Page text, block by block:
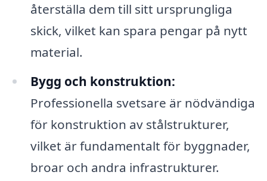
återställa dem till sitt ursprungliga
skick, vilket kan spara pengar på nytt
material.
Bygg och konstruktion:
Professionella svetsare är nödvändiga
för konstruktion av stålstrukturer,
vilket är fundamentalt för byggnader,
broar och andra infrastrukturer.